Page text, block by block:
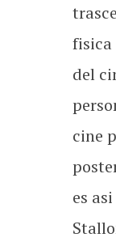
fisica
del
cine
es